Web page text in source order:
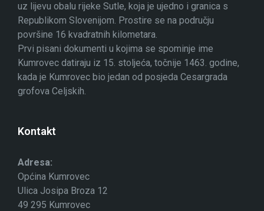
uz lijevu obalu rijeke Sutle, koja je ujedno i granica s
Republikom Slovenijom. Prostire se na području
površine 16 kvadratnih kilometara.
Prvi pisani dokumenti u kojima se spominje ime
Kumrovec datiraju iz 15. stoljeća, točnije 1463. godine,
kada je Kumrovec bio jedan od posjeda Cesargrada
grofova Celjskih.
Kontakt
Adresa:
Općina Kumrovec
Ulica Josipa Broza 12
49 295 Kumrovec